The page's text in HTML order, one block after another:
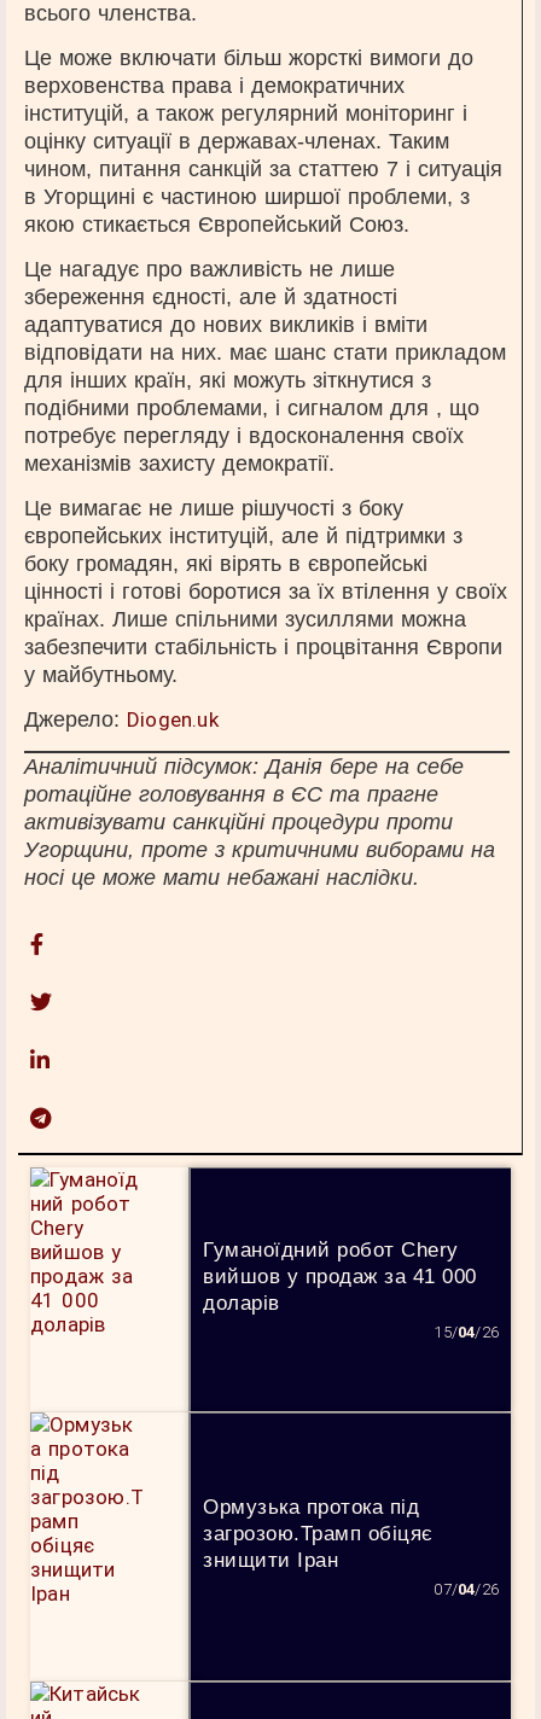
всього членства.
Це може включати більш жорсткі вимоги до
верховенства права і демократичних
інституцій, а також регулярний моніторинг і
оцінку ситуації в державах-членах. Таким
чином, питання санкцій за статтею 7 і ситуація
в Угорщині є частиною ширшої проблеми, з
якою стикається Європейський Союз.
Це нагадує про важливість не лише
збереження єдності, але й здатності
адаптуватися до нових викликів і вміти
відповідати на них. має шанс стати прикладом
для інших країн, які можуть зіткнутися з
подібними проблемами, і сигналом для , що
потребує перегляду і вдосконалення своїх
механізмів захисту демократії.
Це вимагає не лише рішучості з боку
європейських інституцій, але й підтримки з
боку громадян, які вірять в європейські
цінності і готові боротися за їх втілення у своїх
країнах. Лише спільними зусиллями можна
забезпечити стабільність і процвітання Європи
у майбутньому.
Джерело: Diogen.uk
Аналітичний підсумок: Данія бере на себе
ротаційне головування в ЄС та прагне
активізувати санкційні процедури проти
Угорщини, проте з критичними виборами на
носі це може мати небажані наслідки.
Гуманоїдний робот Chery
вийшов у продаж за 41 000
доларів
15/04/26
Ормузька протока під
загрозою.Трамп обіцяє
знищити Іран
07/04/26